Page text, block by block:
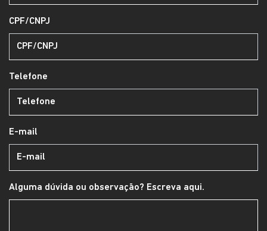
CPF/CNPJ
Telefone
E-mail
Alguma dúvida ou observação? Escreva aqui.